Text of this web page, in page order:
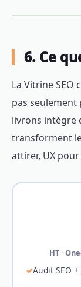
6. Ce
La Vitrine
pas seulement
livrons intègre
transforment
attirer, UX
HT ·
Audit SEO